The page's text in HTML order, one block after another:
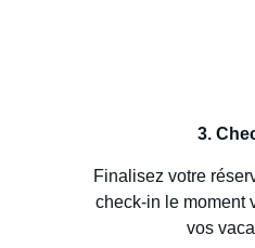
3.
Finalisez votre
check-in le moment
vos